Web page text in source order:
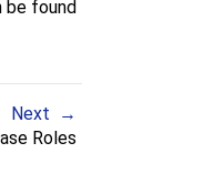
be found
Next
Roles